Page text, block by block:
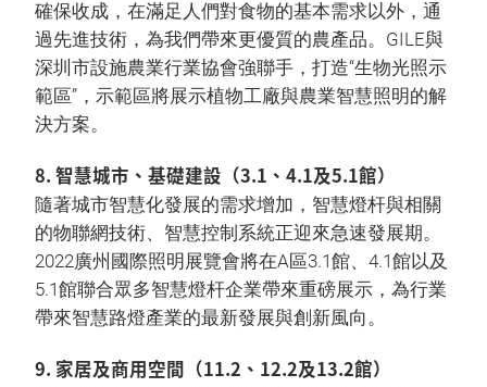
確保收成，在滿足人們對食物的基本需求以外，通
過先進技術，為我們帶來更優質的農產品。GILE與
深圳市設施農業行業協會強聯手，打造“生物光照示
範區”，示範區將展示植物工廠與農業智慧照明的解
決方案。
8. 智慧城市、基礎建設（3.1、4.1及5.1館）
隨著城市智慧化發展的需求增加，智慧燈杆與相關
的物聯網技術、智慧控制系統正迎來急速發展期。
2022廣州國際照明展覽會將在A區3.1館、4.1館以及
5.1館聯合眾多智慧燈杆企業帶來重磅展示，為行業
帶來智慧路燈產業的最新發展與創新風向。
9. 家居及商用空間（11.2、12.2及13.2館）